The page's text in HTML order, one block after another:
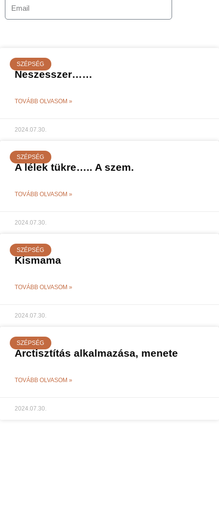
SZÉPSÉG
Neszesszer……
TOVÁBB OLVASOM »
2024.07.30.
SZÉPSÉG
A lélek tükre….. A szem.
TOVÁBB OLVASOM »
2024.07.30.
SZÉPSÉG
Kismama
TOVÁBB OLVASOM »
2024.07.30.
SZÉPSÉG
Arctisztítás alkalmazása, menete
TOVÁBB OLVASOM »
2024.07.30.